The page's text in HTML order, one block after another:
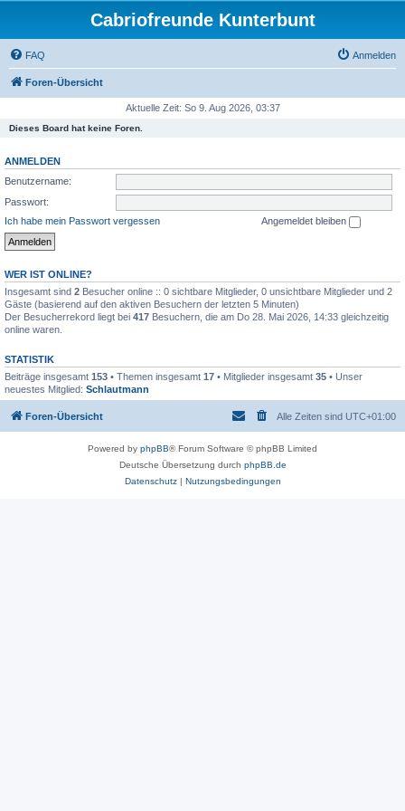
Cabriofreunde Kunterbunt
FAQ Anmelden
Foren-Übersicht
Aktuelle Zeit: So 9. Aug 2026, 03:37
Dieses Board hat keine Foren.
ANMELDEN
Benutzername:
Passwort:
Ich habe mein Passwort vergessen
Angemeldet bleiben
WER IST ONLINE?
Insgesamt sind 2 Besucher online :: 0 sichtbare Mitglieder, 0 unsichtbare Mitglieder und 2
Gäste (basierend auf den aktiven Besuchern der letzten 5 Minuten)
Der Besucherrekord liegt bei 417 Besuchern, die am Do 28. Mai 2026, 14:33 gleichzeitig
online waren.
STATISTIK
Beiträge insgesamt 153 • Themen insgesamt 17 • Mitglieder insgesamt 35 • Unser
neuestes Mitglied: Schlautmann
Foren-Übersicht Alle Zeiten sind UTC+01:00
Powered by phpBB® Forum Software © phpBB Limited
Deutsche Übersetzung durch phpBB.de
Datenschutz| Nutzungsbedingungen